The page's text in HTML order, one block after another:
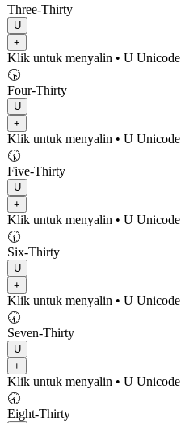
Three-Thirty
U
+
Klik untuk menyalin • U Unicode
🕟
Four-Thirty
U
+
Klik untuk menyalin • U Unicode
🕠
Five-Thirty
U
+
Klik untuk menyalin • U Unicode
🕡
Six-Thirty
U
+
Klik untuk menyalin • U Unicode
🕢
Seven-Thirty
U
+
Klik untuk menyalin • U Unicode
🕣
Eight-Thirty